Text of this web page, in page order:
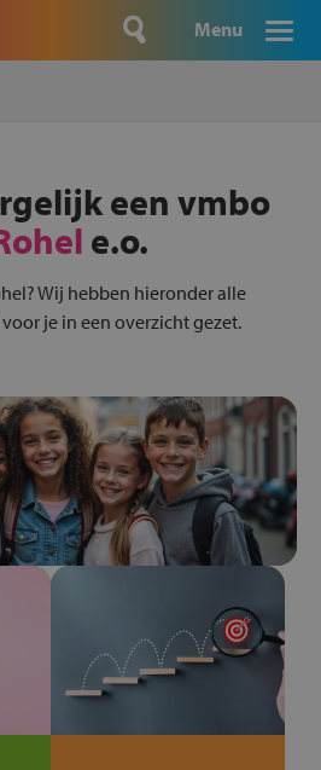
Menu
een vmbo
e.o.
Wij hebben hieronder alle
je in een overzicht gezet.